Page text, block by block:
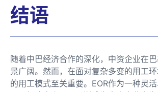
结语
随着中巴经济合作的深化，中资企业在
景广阔。然而，在面对复杂多变的用工
的用工模式至关重要。EOR作为一种灵